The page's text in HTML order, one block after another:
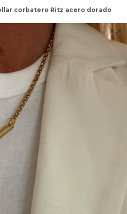
corbatero Ritz acero dorado